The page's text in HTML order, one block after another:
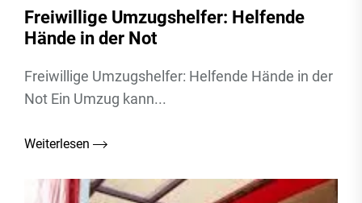
Freiwillige Umzugshelfer: Helfende
Hände in der Not
Freiwillige Umzugshelfer: Helfende Hände in der
Not Ein Umzug kann...
Weiterlesen